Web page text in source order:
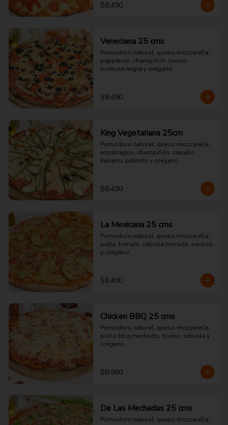
$8.490
Veneciana 25 cms
Pomodoro natural, queso mozzarella,
pepperoni, champiñón, tocino,
aceituna negra y orégano.
$8.490
King Vegetariana 25cm
Pomodoro natural, queso mozzarella,
espárragos, champiñón, zapallo
italiano, palmito y orégano.
$8.490
La Mexicana 25 cms
Pomodoro natural, queso mozzarella,
palta, tomate, cebolla morada, nachos
y orégano.
$8.490
Chicken BBQ 25 cms
Pomodoro natural, queso mozzarella,
pollo bbq mechado, tocino, cebolla y
orégano.
$8.990
De Las Mechadas 25 cms
Pomodoro natural, queso mozzarella,